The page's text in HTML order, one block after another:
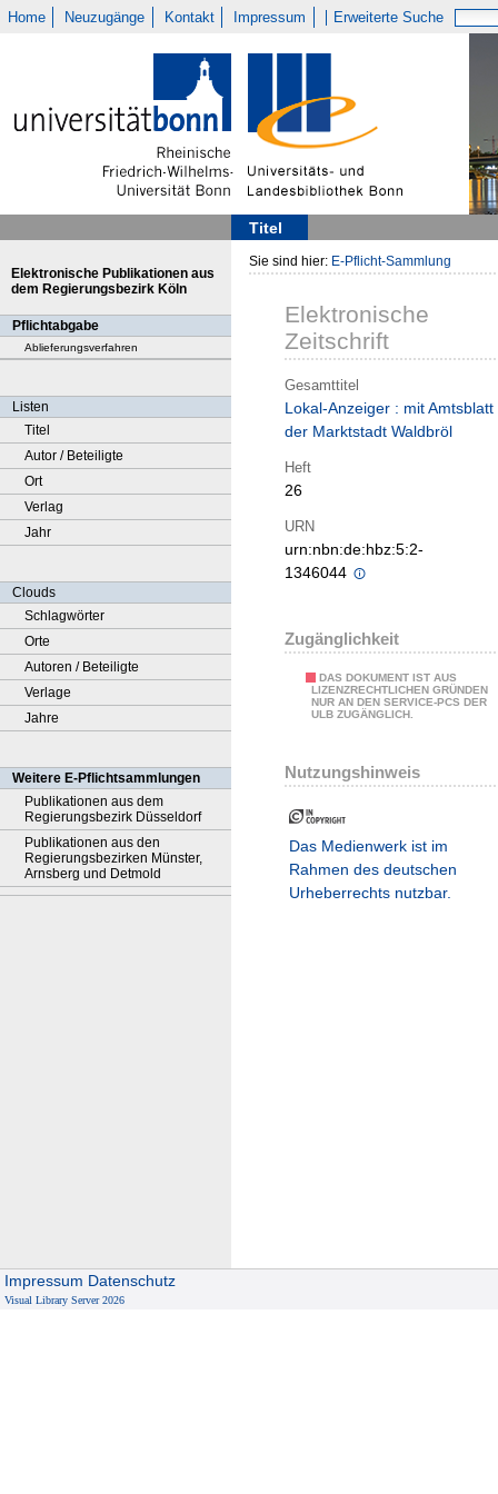
Home Neuzugänge Kontakt Impressum Erweiterte Suche
Titel
Elektronische Publikationen aus
dem Regierungsbezirk Köln
Pflichtabgabe
Ablieferungsverfahren
Listen
Titel
Autor / Beteiligte
Ort
Verlag
Jahr
Clouds
Schlagwörter
Orte
Autoren / Beteiligte
Verlage
Jahre
Weitere E-Pflichtsammlungen
Publikationen aus dem
Regierungsbezirk Düsseldorf
Publikationen aus den
Regierungsbezirken Münster,
Arnsberg und Detmold
Sie sind hier: E-Pflicht-Sammlung
Elektronische
Zeitschrift
Gesamttitel
Lokal-Anzeiger : mit Amtsblatt
der Marktstadt Waldbröl
Heft
26
URN
urn:nbn:de:hbz:5:2-
1346044
Zugänglichkeit
DAS DOKUMENT IST AUS
LIZENZRECHTLICHEN GRÜNDEN
NUR AN DEN SERVICE-PCS DER
ULB ZUGÄNGLICH.
Nutzungshinweis
Das Medienwerk ist im
Rahmen des deutschen
Urheberrechts nutzbar.
Impressum Datenschutz
Visual Library Server 2026